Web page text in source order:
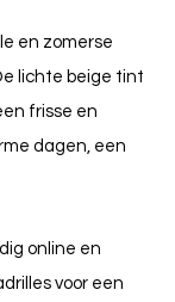
en zomerse
lichte beige tint
frisse en
dagen, een
online en
voor een